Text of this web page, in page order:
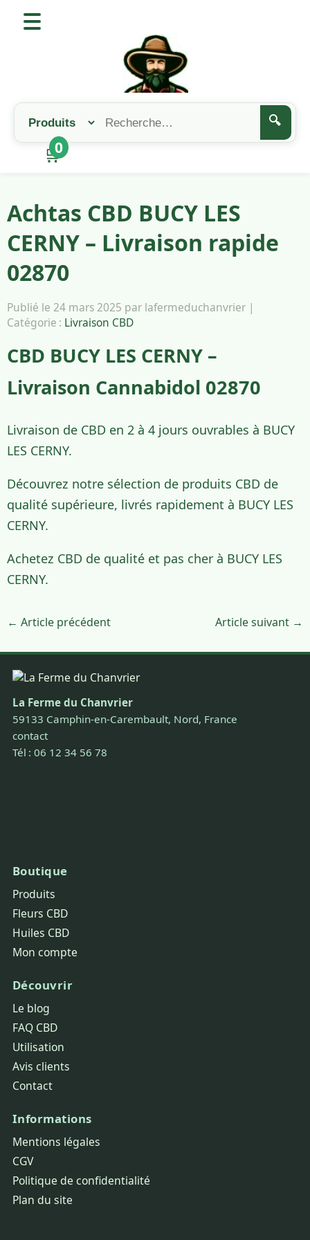
🔍
🛒
0
Achtas CBD BUCY LES
CERNY – Livraison rapide
02870
Publié le 24 mars 2025 par lafermeduchanvrier |
Catégorie : Livraison CBD
CBD BUCY LES CERNY –
Livraison Cannabidol 02870
Livraison de CBD en 2 à 4 jours ouvrables à BUCY
LES CERNY.
Découvrez notre sélection de produits CBD de
qualité supérieure, livrés rapidement à BUCY LES
CERNY.
Achetez CBD de qualité et pas cher à BUCY LES
CERNY.
← Article précédent Article suivant →
La Ferme du Chanvrier
59133 Camphin-en-Carembault, Nord, France
contact
Tél : 06 12 34 56 78
Boutique
Produits
Fleurs CBD
Huiles CBD
Mon compte
Découvrir
Le blog
FAQ CBD
Utilisation
Avis clients
Contact
Informations
Mentions légales
CGV
Politique de confidentialité
Plan du site